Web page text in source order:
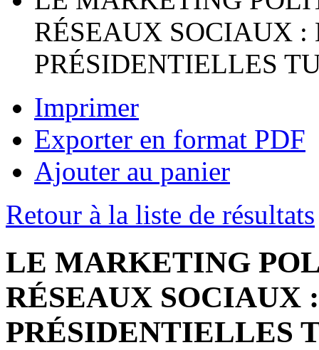
RÉSEAUX SOCIAUX :
PRÉSIDENTIELLES
Imprimer
Exporter en format PDF
Ajouter au panier
Retour à la liste de résultats
LE MARKETING
RÉSEAUX SOCIAUX
PRÉSIDENTIELLES